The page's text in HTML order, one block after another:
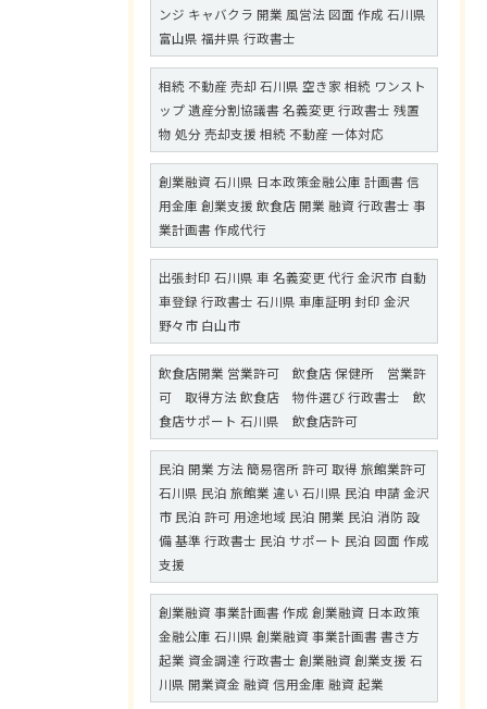
ンジ キャバクラ 開業 風営法 図面 作成 石川県
富山県 福井県 行政書士
相続 不動産 売却 石川県 空き家 相続 ワンスト
ップ 遺産分割協議書 名義変更 行政書士 残置
物 処分 売却支援 相続 不動産 一体対応
創業融資 石川県 日本政策金融公庫 計画書 信
用金庫 創業支援 飲食店 開業 融資 行政書士 事
業計画書 作成代行
出張封印 石川県 車 名義変更 代行 金沢市 自動
車登録 行政書士 石川県 車庫証明 封印 金沢
野々市 白山市
飲食店開業 営業許可 飲食店 保健所 営業許
可 取得方法 飲食店 物件選び 行政書士 飲
食店サポート 石川県 飲食店許可
民泊 開業 方法 簡易宿所 許可 取得 旅館業許可
石川県 民泊 旅館業 違い 石川県 民泊 申請 金沢
市 民泊 許可 用途地域 民泊 開業 民泊 消防 設
備 基準 行政書士 民泊 サポート 民泊 図面 作成
支援
創業融資 事業計画書 作成 創業融資 日本政策
金融公庫 石川県 創業融資 事業計画書 書き方
起業 資金調達 行政書士 創業融資 創業支援 石
川県 開業資金 融資 信用金庫 融資 起業